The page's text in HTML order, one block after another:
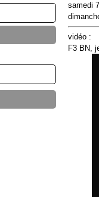
samedi
vidéo :
F3 BN,